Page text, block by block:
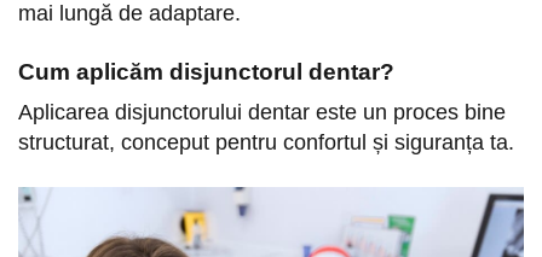
mai lungă de adaptare.
Cum aplicăm disjunctorul dentar?
Aplicarea disjunctorului dentar este un proces bine
structurat, conceput pentru confortul și siguranța ta.